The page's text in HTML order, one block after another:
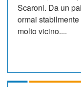
Scaroni. Da un
ormai
molto vicino....